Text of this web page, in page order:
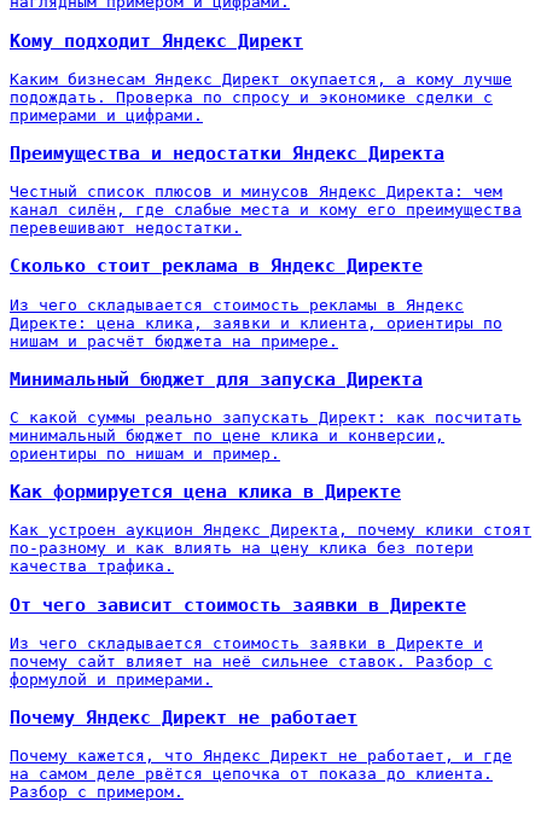
Кому подходит Яндекс Директ
Каким бизнесам Яндекс Директ окупается, а кому лучше
подождать. Проверка по спросу и экономике сделки с
примерами и цифрами.
Преимущества и недостатки Яндекс Директа
Честный список плюсов и минусов Яндекс Директа: чем
канал силён, где слабые места и кому его преимущества
перевешивают недостатки.
Сколько стоит реклама в Яндекс Директе
Из чего складывается стоимость рекламы в Яндекс
Директе: цена клика, заявки и клиента, ориентиры по
нишам и расчёт бюджета на примере.
Минимальный бюджет для запуска Директа
С какой суммы реально запускать Директ: как посчитать
минимальный бюджет по цене клика и конверсии,
ориентиры по нишам и пример.
Как формируется цена клика в Директе
Как устроен аукцион Яндекс Директа, почему клики стоят
по-разному и как влиять на цену клика без потери
качества трафика.
От чего зависит стоимость заявки в Директе
Из чего складывается стоимость заявки в Директе и
почему сайт влияет на неё сильнее ставок. Разбор с
формулой и примерами.
Почему Яндекс Директ не работает
Почему кажется, что Яндекс Директ не работает, и где
на самом деле рвётся цепочка от показа до клиента.
Разбор с примером.